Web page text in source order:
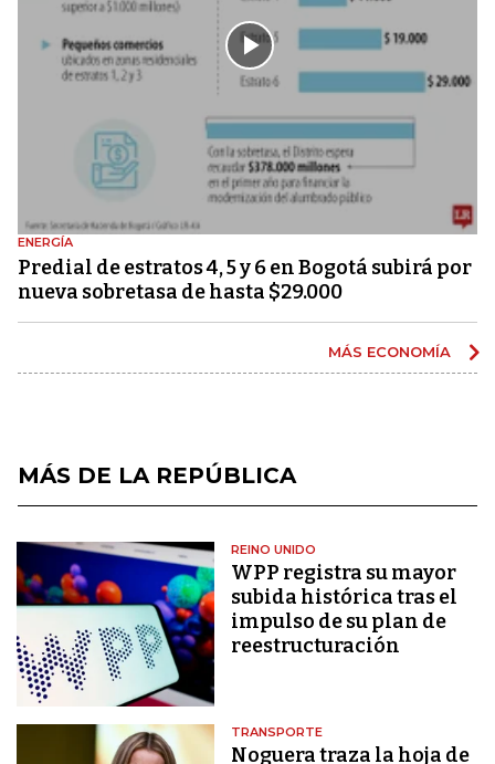
ENERGÍA
Predial de estratos 4, 5 y 6 en Bogotá subirá por
nueva sobretasa de hasta $29.000
MÁS ECONOMÍA
MÁS DE LA REPÚBLICA
REINO UNIDO
WPP registra su mayor
subida histórica tras el
impulso de su plan de
reestructuración
TRANSPORTE
Noguera traza la hoja de